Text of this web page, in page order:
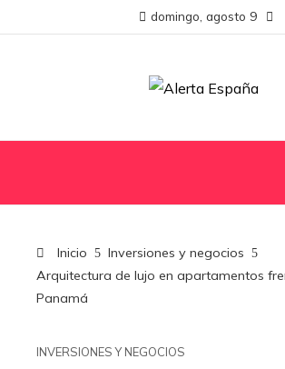
domingo, agosto 9
Inicio
Inversiones y negocios
Arquitectura de lujo en apartamentos
Panamá
INVERSIONES Y NEGOCIOS